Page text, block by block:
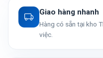
Giao hàng nhanh
Hàng có sẵn tại kho
việc.